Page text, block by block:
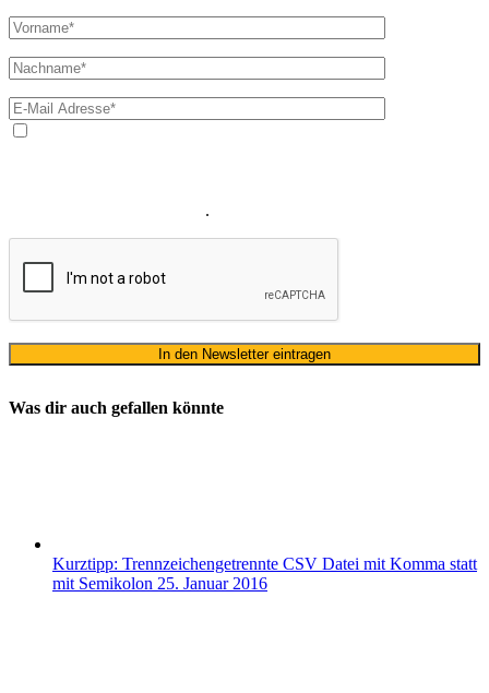
.
Was dir auch gefallen könnte
Kurztipp: Trennzeichengetrennte CSV Datei mit Komma statt
mit Semikolon 25. Januar 2016